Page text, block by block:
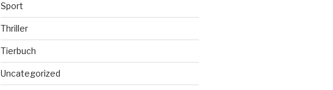
Sport
Thriller
Tierbuch
Uncategorized